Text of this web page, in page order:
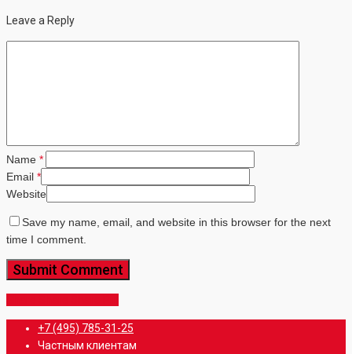
Leave a Reply
Name *
Email *
Website
Save my name, email, and website in this browser for the next
time I comment.
Close
Menu
+7 (495) 785-31-25
Частным клиентам